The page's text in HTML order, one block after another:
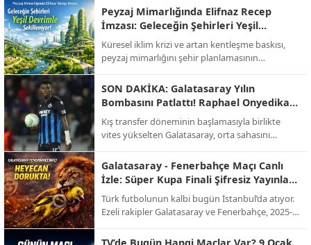
Karatüre’nin hayatı ve biyografisi merak konusu
oldu.
Peyzaj Mimarlığında Elifnaz Recep
İmzası: Geleceğin Şehirleri Yeşil
Devrimle Şekilleniyor!
Küresel iklim krizi ve artan kentleşme baskısı,
peyzaj mimarlığını şehir planlamasının
Elifnaz Recep, modern mimarinin artık sadece
binalardan ibaret olmadığını, doğayla entegre
yaşayan "nefes alan" alanların bir zorunluluk
haline geldiğini vurguluyor.
SON DAKİKA: Galatasaray Yılın
Bombasını Patlattı! Raphael Onyedika
Transferinde Mutlu Son!
Kış transfer döneminin başlamasıyla birlikte
vites yükselten Galatasaray, orta sahasını
kırmızılı yönetim, bir süredir görüşme halinde
olduğu Nijeryalı yıldız Raphael Onyedika ve
kulübü Club Brugge ile her konuda anlaşmaya
vardı. İşte dev transferin bonservis bedeli, maaş
detayları ve sözleşme şartları!
Galatasaray - Fenerbahçe Maçı Canlı
İzle: Süper Kupa Finali Şifresiz Yayınla
Ekranda!
Türk futbolunun kalbi bugün İstanbul’da atıyor.
Ezeli rakipler Galatasaray ve Fenerbahçe, 2025-
müzelerine götürmek için karşı karşıya geliyor.